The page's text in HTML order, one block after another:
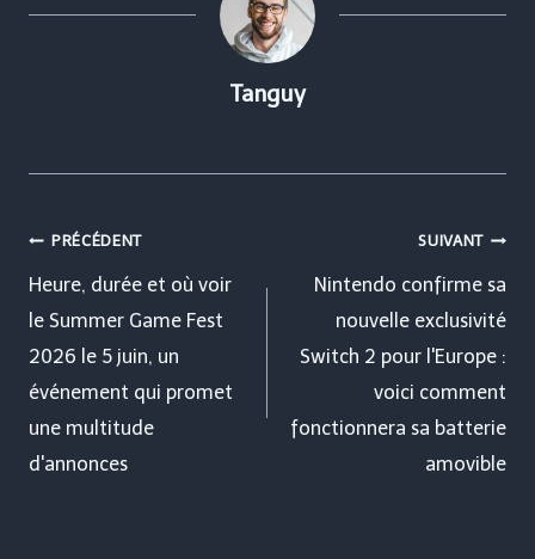
Tanguy
Navigation
de
l’article
PRÉCÉDENT
Heure, durée et où voir
le Summer Game Fest
2026 le 5 juin, un
événement qui promet
une multitude
d'annonces
SUIVANT
Nintendo confirme sa
nouvelle exclusivité
Switch 2 pour l'Europe :
voici comment
fonctionnera sa batterie
amovible